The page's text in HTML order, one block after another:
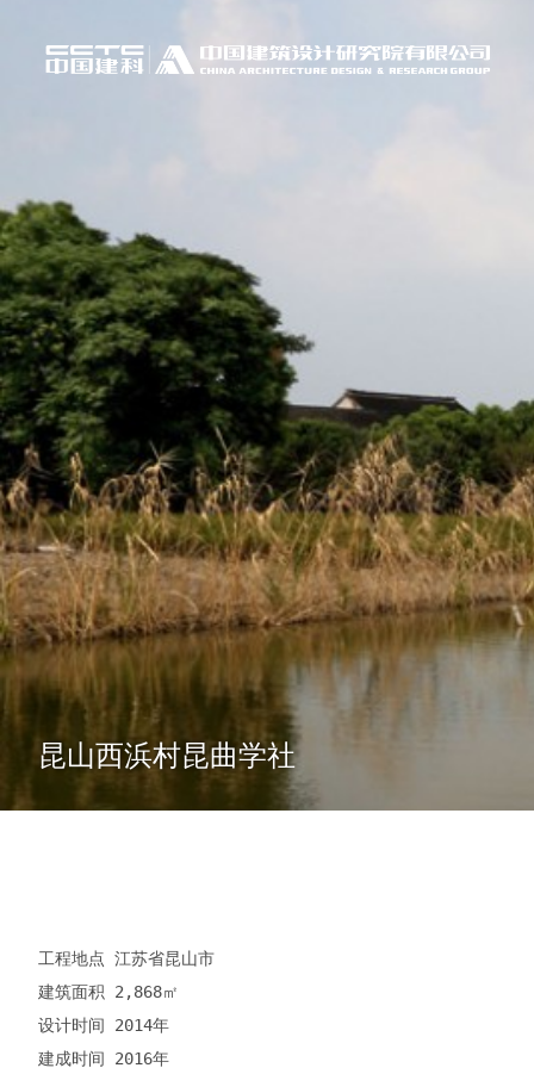
昆山西浜村昆曲学社
工程地点 江苏省昆山市
建筑面积 2,868㎡
设计时间 2014年
建成时间 2016年